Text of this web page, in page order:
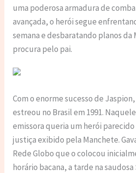
uma poderosa armadura de
avançada, o herói segue
semana e desbaratando planos
procura pelo pai.
Com o enorme sucesso de
estreou no Brasil em 1991.
emissora queria um herói parecido
justiça exibido pela Manchete.
Rede Globo que o colocou
horário bacana, a tarde na saudosa